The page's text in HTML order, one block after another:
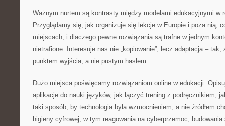
Ważnym nurtem są kontrasty między modelami edukacyjnymi w
Przyglądamy się, jak organizuje się lekcje w Europie i poza nią,
miejscach, i dlaczego pewne rozwiązania są trafne w jednym
nietrafione. Interesuje nas nie „kopiowanie”, lecz adaptacja – tak,
punktem wyjścia, a nie pustym hasłem.
Dużo miejsca poświęcamy rozwiązaniom online w edukacji.
aplikacje do nauki języków, jak łączyć trening z podręcznikiem,
taki sposób, by technologia była wzmocnieniem, a nie źródłem
higieny cyfrowej, w tym reagowania na cyberprzemoc,